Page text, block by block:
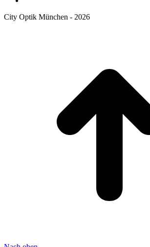
City Optik München - 2026